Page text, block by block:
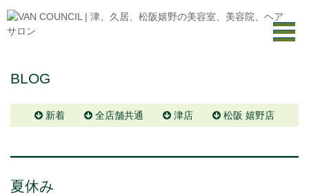
BLOG
新着 全店舗共通 津店 松阪 嬉野店
夏休み